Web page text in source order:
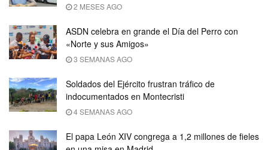
2 MESES AGO
ASDN celebra en grande el Día del Perro con
«Norte y sus Amigos»
3 SEMANAS AGO
Soldados del Ejército frustran tráfico de
indocumentados en Montecristi
4 SEMANAS AGO
El papa León XIV congrega a 1,2 millones de fieles